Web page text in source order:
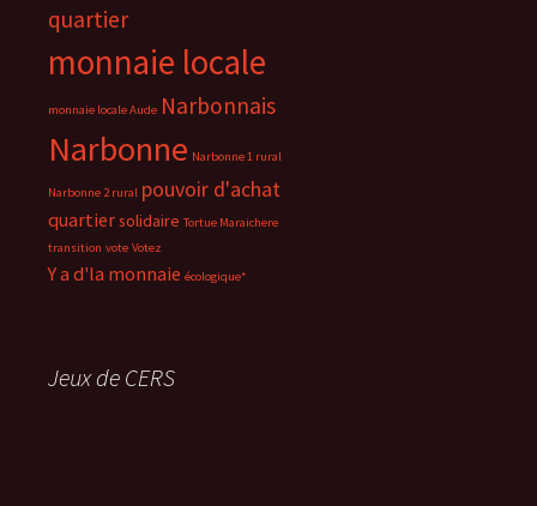
quartier
monnaie locale
monnaie locale Aude Narbonnais
Narbonne Narbonne 1 rural
Narbonne 2 rural pouvoir d'achat
quartiersolidaire Tortue Maraichere
transition vote Votez
Y a d'la monnaie écologique*
Jeux de CERS